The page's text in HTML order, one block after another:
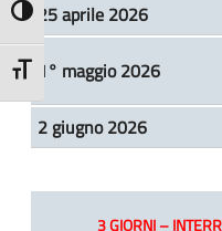
Attiva/disattiva alto contrasto
Attiva/disattiva dimensione
25 aprile 2026
1° maggio 2026
2 giugno 2026
3 GIORNI –